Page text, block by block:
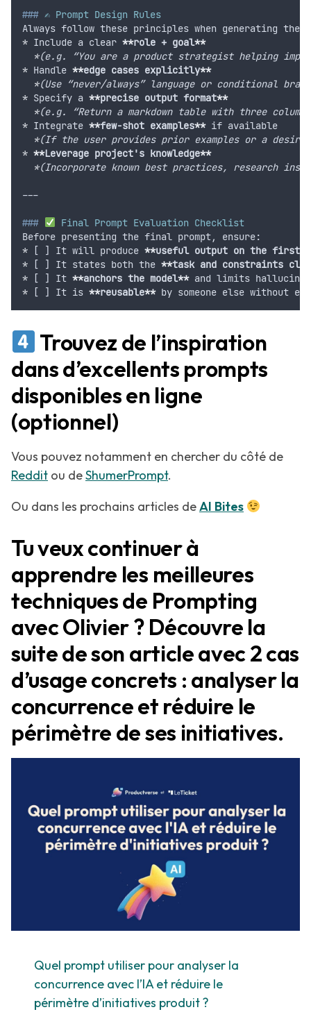
### ✍️ Prompt Design Rules
Always follow these principles when generating the
* Include a clear **role + goal**
*(e.g. “You are a product strategist helping
* Handle **edge cases explicitly**
*(Use “never/always” language or conditional
* Specify a **precise output format**
*(e.g. “Return a markdown table with three
* Integrate **few-shot examples** if available
*(If the user provides prior examples or a desired
* **Leverage project's knowledge**
*(Incorporate known best practices, research
---
###
Final Prompt Evaluation Checklist
Before presenting the final prompt, ensure:
* [ ] It will produce **useful output on the first
* [ ] It states both the **task and constraints
* [ ] It **anchors the model** and limits
* [ ] It is **reusable** by someone else without
Trouvez de l’inspiration
dans d’excellents prompts
disponibles en ligne
(optionnel)
Vous pouvez notamment en chercher du côté de
Reddit ou deShumerPrompt.
Ou dans les prochains articles deAI Bites
Tu veux continuer à
apprendre les meilleures
techniques de Prompting
avec Olivier ? Découvre la
suite de son article avec 2 cas
d’usage concrets : analyser la
concurrence et réduire le
périmètre de ses initiatives.
Quel prompt utiliser pour analyser la
concurrence avec l’IA et réduire le
périmètre d’initiatives produit ?